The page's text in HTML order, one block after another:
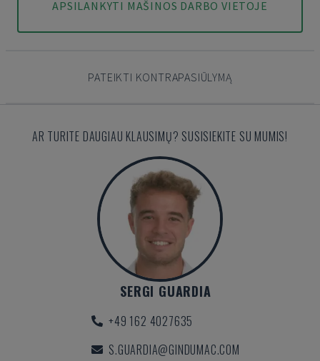
APSILANKYTI MAŠINOS DARBO VIETOJE
PATEIKTI KONTRAPASIŪLYMĄ
AR TURITE DAUGIAU KLAUSIMŲ? SUSISIEKITE SU MUMIS!
SERGI GUARDIA
+49 162 4027635
S.GUARDIA@GINDUMAC.COM